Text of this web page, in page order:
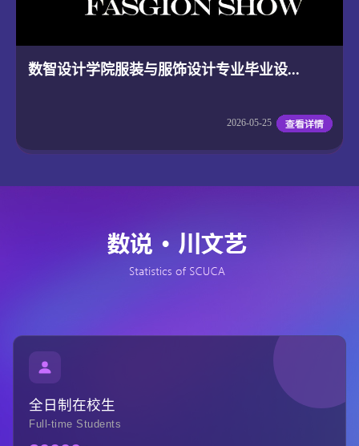
数智设计学院服装与服饰设计专业毕业设...
2026-05-25